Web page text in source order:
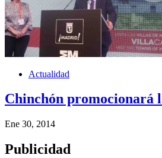
Actualidad
Chinchón promocionará
Ene 30, 2014
Publicidad